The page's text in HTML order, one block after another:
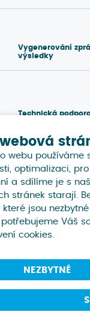
Vygenerování
výsledky
Technická
Export vstupních
do excelu
Možnost sdílení
výpočtu s více
Kontrola vstupů a
webu používáme
optimalizaci,
a sdílíme je s
stránek starají.
které jsou
Váš
cookies.
NEZBYTNÉ